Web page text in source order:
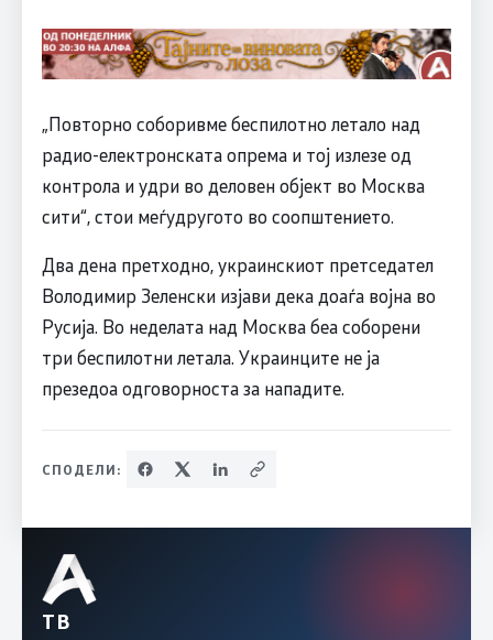
„Повторно соборивме беспилотно летало над
радио-електронската опрема и тој излезе од
контрола и удри во деловен објект во Москва
сити“, стои меѓудругото во соопштението.
Два дена претходно, украинскиот претседател
Володимир Зеленски изјави дека доаѓа војна во
Русија. Во неделата над Москва беа соборени
три беспилотни летала. Украинците не ја
презедоа одговорноста за нападите.
СПОДЕЛИ:
ТВ